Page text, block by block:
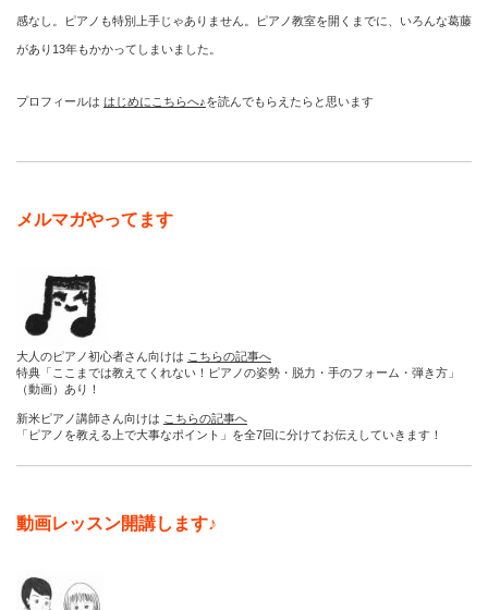
感なし。ピアノも特別上手じゃありません。ピアノ教室を開くまでに、いろんな葛藤
があり13年もかかってしまいました。
プロフィールは はじめにこちらへ♪を読んでもらえたらと思います
メルマガやってます
大人のピアノ初心者さん向けは こちらの記事へ
特典「ここまでは教えてくれない！ピアノの姿勢・脱力・手のフォーム・弾き方」
（動画）あり！
新米ピアノ講師さん向けは こちらの記事へ
「ピアノを教える上で大事なポイント」を全7回に分けてお伝えしていきます！
動画レッスン開講します♪